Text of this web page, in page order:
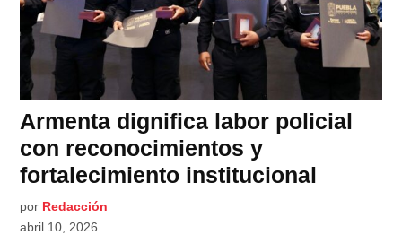
Armenta dignifica labor policial
con reconocimientos y
fortalecimiento institucional
por Redacción
abril 10, 2026